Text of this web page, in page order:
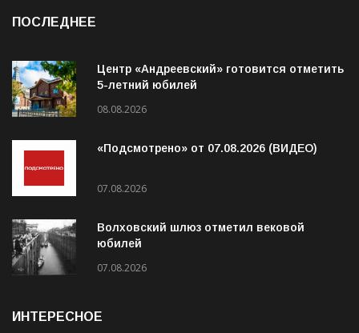
ПОСЛЕДНЕЕ
Центр «Андреевский» готовится отметить
5-летний юбилей
08.08.2026
«Подсмотрено» от 07.08.2026 (ВИДЕО)
07.08.2026
Волховский шлюз отметил вековой
юбилей
07.08.2026
ИНТЕРЕСНОЕ